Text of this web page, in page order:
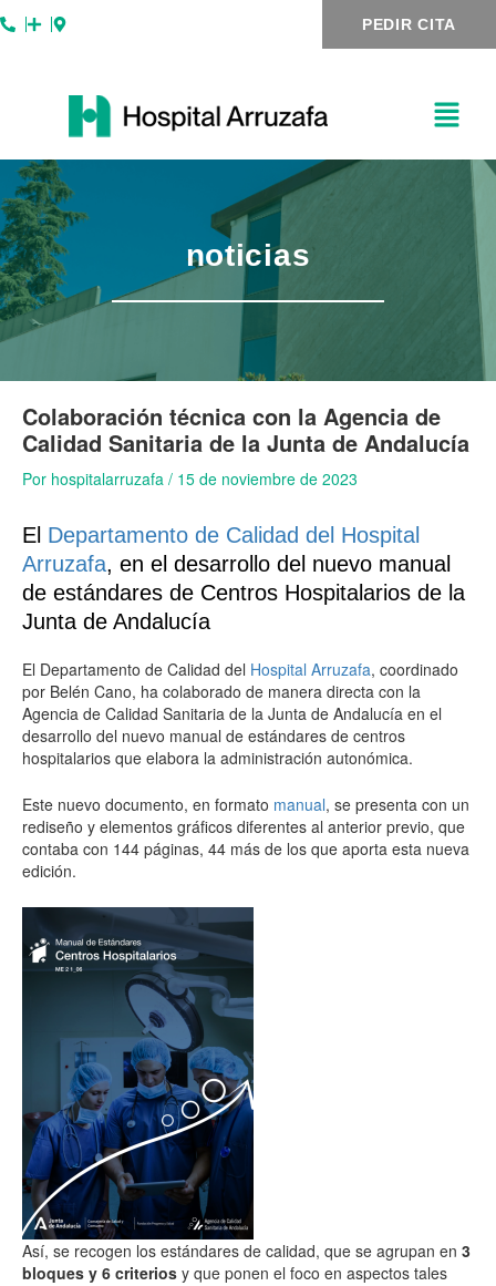
al
PEDIR CITA
noticias
Colaboración técnica con la Agencia de
Calidad Sanitaria de la Junta de Andalucía
Por hospitalarruzafa / 15 de noviembre de 2023
El Departamento de Calidad del Hospital
Arruzafa, en el desarrollo del nuevo manual
de estándares de Centros Hospitalarios de la
Junta de Andalucía
El Departamento de Calidad del Hospital Arruzafa, coordinado
por Belén Cano, ha colaborado de manera directa con la
Agencia de Calidad Sanitaria de la Junta de Andalucía en el
desarrollo del nuevo manual de estándares de centros
hospitalarios que elabora la administración autonómica.
Este nuevo documento, en formato manual, se presenta con un
rediseño y elementos gráficos diferentes al anterior previo, que
contaba con 144 páginas, 44 más de los que aporta esta nueva
edición.
Así, se recogen los estándares de calidad, que se agrupan en 3
bloques y 6 criterios y que ponen el foco en aspectos tales
de